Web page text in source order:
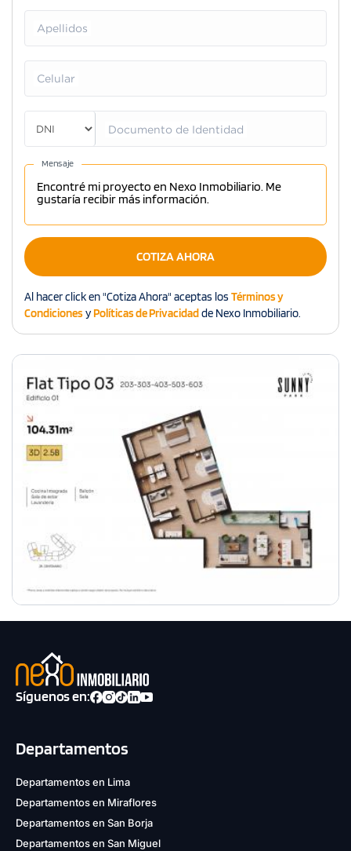
Apellidos
Celular
Documento de Identidad
Mensaje
COTIZA AHORA
Al hacer click en "Cotiza Ahora" aceptas los Términos y
CondicionesyPolíticas de Privacidadde Nexo Inmobiliario.
Síguenos en:
Departamentos
Departamentos en Lima
Departamentos en Miraflores
Departamentos en San Borja
Departamentos en San Miguel